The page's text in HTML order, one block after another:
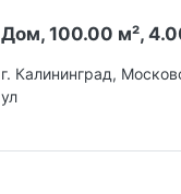
Дом, 100.00 м²,
г. Калининград,
ул